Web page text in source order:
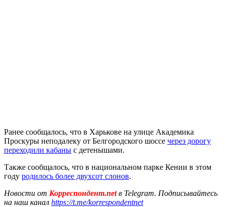
Ранее сообщалось, что в Харькове на улице Академика
Проскуры неподалеку от Белгородского шоссе через дорогу
переходили кабаны с детенышами.
Также сообщалось, что в национальном парке Кении в этом
году родилось более двухсот слонов.
Новости от Корреспондент.netв Telegram. Подписывайтесь
на наш канал https://t.me/korrespondentnet